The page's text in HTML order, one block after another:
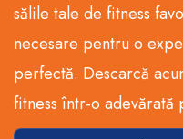
sălile tale de fitness
necesare pentru o
perfectă. Descarcă
fitness într-o adevărată